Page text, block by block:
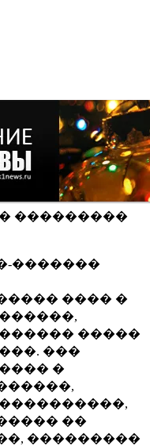
���������
�������
���� �
�����
���
�
��
���������